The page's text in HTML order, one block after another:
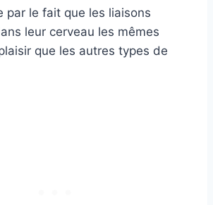
par le fait que les liaisons
leur cerveau les mêmes
que les autres types de